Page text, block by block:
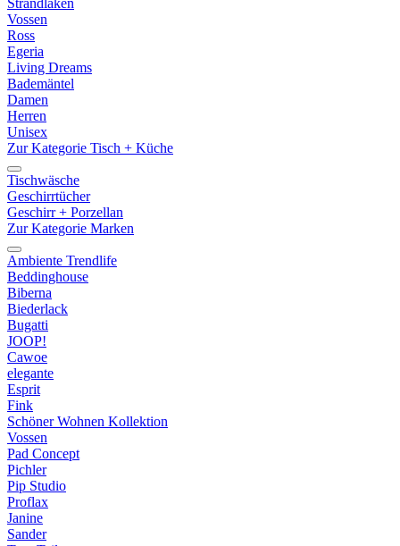
Strandlaken
Vossen
Ross
Egeria
Living Dreams
Bademäntel
Damen
Herren
Unisex
Zur Kategorie Tisch + Küche
Tischwäsche
Geschirrtücher
Geschirr + Porzellan
Zur Kategorie Marken
Ambiente Trendlife
Beddinghouse
Biberna
Biederlack
Bugatti
JOOP!
Cawoe
elegante
Esprit
Fink
Schöner Wohnen Kollektion
Vossen
Pad Concept
Pichler
Pip Studio
Proflax
Janine
Sander